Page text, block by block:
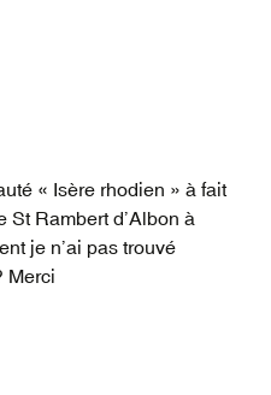
« Isère rhodien » à fait
St Rambert d’Albon à
je n’ai pas trouvé
Merci